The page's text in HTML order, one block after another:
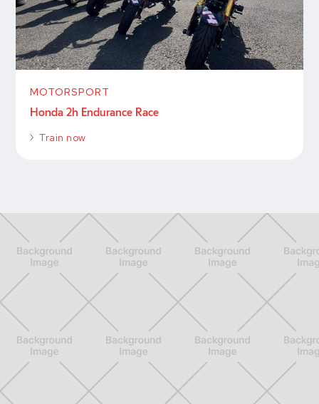
MOTORSPORT
Honda 2h Endurance Race
Train now